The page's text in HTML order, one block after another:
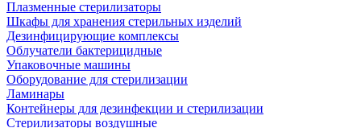
Плазменные стерилизаторы
Шкафы для хранения стерильных изделий
Дезинфицирующие комплексы
Облучатели бактерицидные
Упаковочные машины
Оборудование для стерилизации
Ламинары
Контейнеры для дезинфекции и стерилизации
Стерилизаторы воздушные